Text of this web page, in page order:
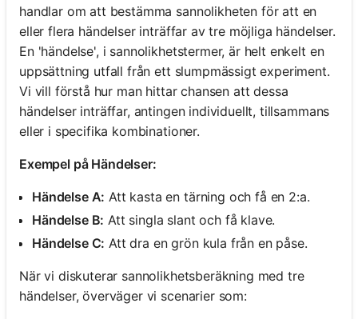
handlar om att bestämma sannolikheten för att en
eller flera händelser inträffar av tre möjliga händelser.
En 'händelse', i sannolikhetstermer, är helt enkelt en
uppsättning utfall från ett slumpmässigt experiment.
Vi vill förstå hur man hittar chansen att dessa
händelser inträffar, antingen individuellt, tillsammans
eller i specifika kombinationer.
Exempel på Händelser:
Händelse A: Att kasta en tärning och få en 2:a.
Händelse B: Att singla slant och få klave.
Händelse C: Att dra en grön kula från en påse.
När vi diskuterar sannolikhetsberäkning med tre
händelser, överväger vi scenarier som: